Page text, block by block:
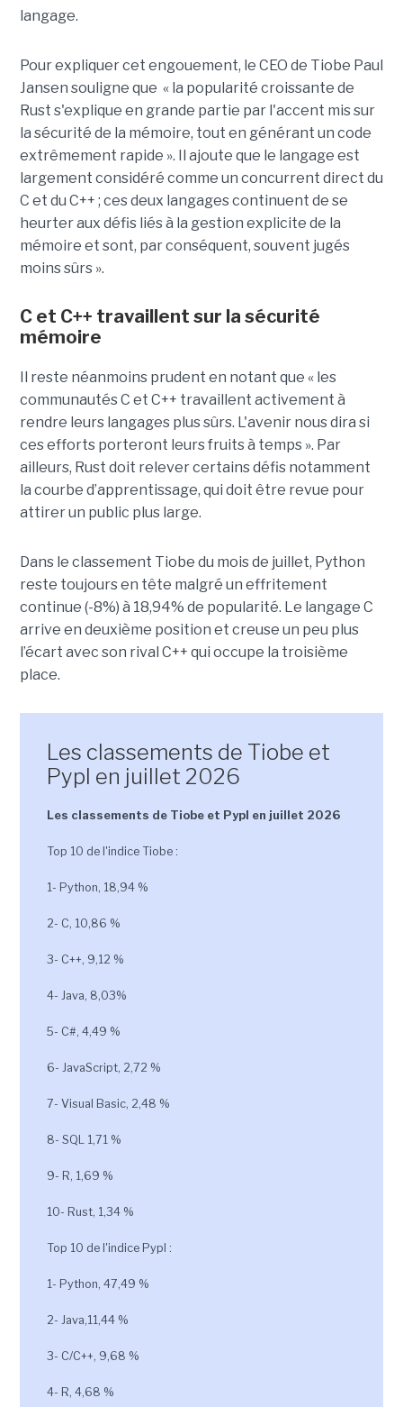
langage.
Pour expliquer cet engouement, le CEO de Tiobe Paul
Jansen souligne que « la popularité croissante de
Rust s'explique en grande partie par l'accent mis sur
la sécurité de la mémoire, tout en générant un code
extrêmement rapide ». Il ajoute que le langage est
largement considéré comme un concurrent direct du
C et du C++ ; ces deux langages continuent de se
heurter aux défis liés à la gestion explicite de la
mémoire et sont, par conséquent, souvent jugés
moins sûrs ».
C et C++ travaillent sur la sécurité
mémoire
Il reste néanmoins prudent en notant que « les
communautés C et C++ travaillent activement à
rendre leurs langages plus sûrs. L'avenir nous dira si
ces efforts porteront leurs fruits à temps ». Par
ailleurs, Rust doit relever certains défis notamment
la courbe d’apprentissage, qui doit être revue pour
attirer un public plus large.
Dans le classement Tiobe du mois de juillet, Python
reste toujours en tête malgré un effritement
continue (-8%) à 18,94% de popularité. Le langage C
arrive en deuxième position et creuse un peu plus
l’écart avec son rival C++ qui occupe la troisième
place.
Les classements de Tiobe et
Pypl en juillet 2026
Les classements de Tiobe et Pypl en juillet 2026
Top 10 de l'indice Tiobe :
1- Python, 18,94 %
2- C, 10,86 %
3- C++, 9,12 %
4- Java, 8,03%
5- C#, 4,49 %
6- JavaScript, 2,72 %
7- Visual Basic, 2,48 %
8- SQL 1,71 %
9- R, 1,69 %
10- Rust, 1,34 %
Top 10 de l'indice Pypl :
1- Python, 47,49 %
2- Java,11,44 %
3- C/C++, 9,68 %
4- R, 4,68 %